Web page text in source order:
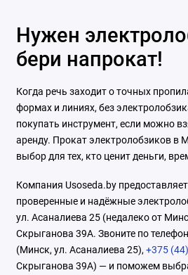
Нужен
бери напрокат!
Когда речь заходит о точных
формах и линиях, без
покупать инструмент, если можно
аренду. Прокат электролобзиков в
выбор для тех, кто ценит деньги,
Компания Usoseda.by
проверенные и надёжные
ул. Асаналиева 25 (недалеко от
Скрыганова 39А. Звоните по
(Минск, ул. Асаналиева 25), +375
Скрыганова 39А) — и поможем